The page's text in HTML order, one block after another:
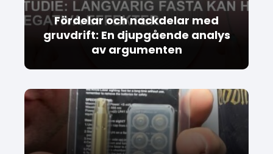
Fördelar och nackdelar med
gruvdrift: En djupgående analys
av argumenten